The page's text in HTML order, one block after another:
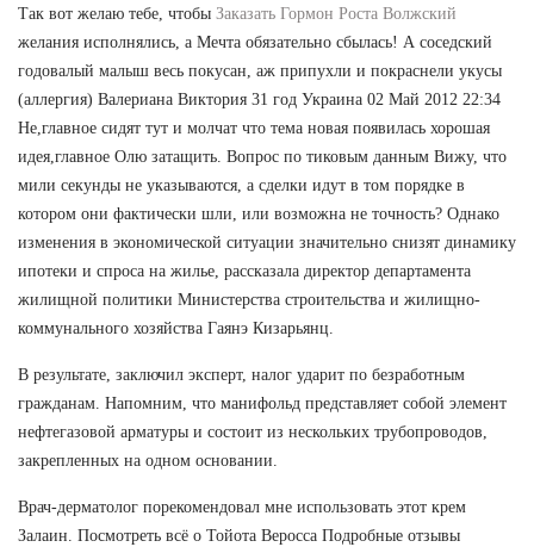
Так вот желаю тебе, чтобы Заказать Гормон Роста Волжский
желания исполнялись, а Мечта обязательно сбылась! А соседский
годовалый малыш весь покусан, аж припухли и покраснели укусы
(аллергия) Валериана Виктория 31 год Украина 02 Май 2012 22:34
Не,главное сидят тут и молчат что тема новая появилась хорошая
идея,главное Олю затащить. Вопрос по тиковым данным Вижу, что
мили секунды не указываются, а сделки идут в том порядке в
котором они фактически шли, или возможна не точность? Однако
изменения в экономической ситуации значительно снизят динамику
ипотеки и спроса на жилье, рассказала директор департамента
жилищной политики Министерства строительства и жилищно-
коммунального хозяйства Гаянэ Кизарьянц.
В результате, заключил эксперт, налог ударит по безработным
гражданам. Напомним, что манифольд представляет собой элемент
нефтегазовой арматуры и состоит из нескольких трубопроводов,
закрепленных на одном основании.
Врач-дерматолог порекомендовал мне использовать этот крем
Залаин. Посмотреть всё о Тойота Веросса Подробные отзывы